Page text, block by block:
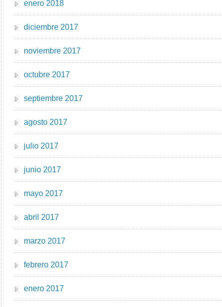
enero 2018
diciembre 2017
noviembre 2017
octubre 2017
septiembre 2017
agosto 2017
julio 2017
junio 2017
mayo 2017
abril 2017
marzo 2017
febrero 2017
enero 2017